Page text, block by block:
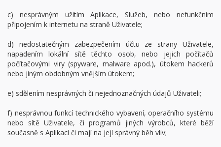
c) nesprávným užitím Aplikace, Služeb, nebo nefunkčním
připojením k internetu na straně Uživatele;
d) nedostatečným zabezpečením účtu ze strany Uživatele,
napadením lokální sítě těchto osob, nebo jejich počítačů
počítačovými viry (spyware, malware apod.), útokem hackerů
nebo jiným obdobným vnějším útokem;
e) sdělením nesprávných či nejednoznačných údajů Uživateli;
f) nesprávnou funkcí technického vybavení, operačního systému
nebo sítě Uživatele, či programů jiných výrobců, které běží
současně s Aplikací či mají na její správný běh vliv;